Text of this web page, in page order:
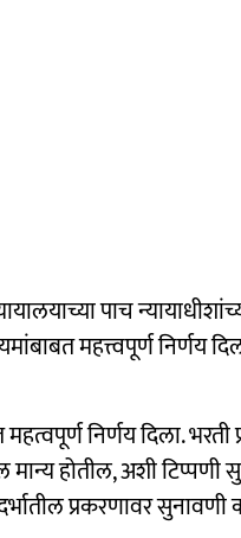
पाच
महत्त्वपूर्ण निर्णय
निर्णय दिला.
होतील, अशी टिप्पणी
प्रकरणावर सुनावणी